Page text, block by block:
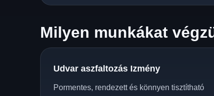
Milyen munkákat
Udvar aszfaltozás Izmény
Pormentes, rendezett és könnyen tisztítható